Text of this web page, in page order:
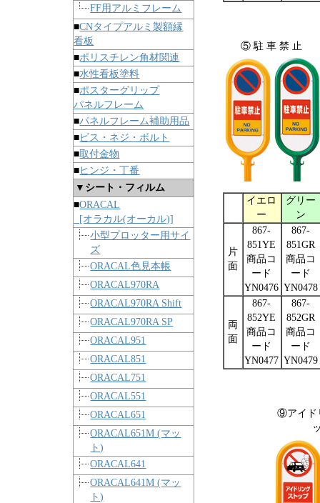
FF用アルミフレーム
■CNタイプアルミ製額縁
看板
■ポリスチレン角材関連
■水性看板塗料
■ポスターグリップ
パネルフレーム
■パネルフレーム補助用品
■ビス・ネジ・ボルト
■取付金物
■ ヒンジ・丁番
▼シート・フィルム
■ORACAL
[オラカル(オーカル)]
小型プロッター用サイ
ズ
ORACAL色見本帳
ORACAL970RA
ORACAL970RA Shift
ORACAL970RA SP
ORACAL951
ORACAL851
ORACAL751
ORACAL551
ORACAL651
ORACAL651M (マッ
ト)
ORACAL641
ORACAL641M (マッ
ト)
⑤ 駐 車 禁 止
イエロ
ー
グリー
ン
片
面
867-
851YE
商品コ
ード
YN0476
867-
851GR
商品コ
ード
YN0478
両
面
867-
852YE
商品コ
ード
YN0477
867-
852GR
商品コ
ード
YN0479
⑨アイド